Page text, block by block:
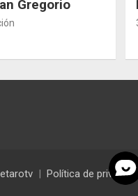
Gregorio
Política de